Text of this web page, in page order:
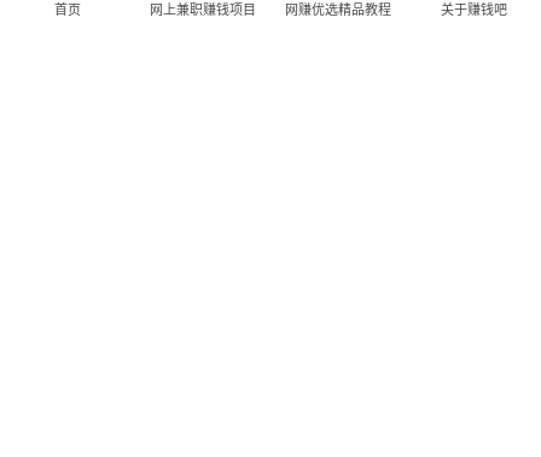
首页 网上兼职赚钱项目 网赚优选精品教程 关于赚钱吧